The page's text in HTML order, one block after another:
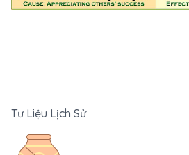
Tư Liệu Lịch Sử